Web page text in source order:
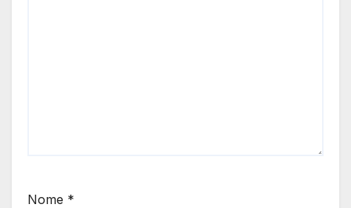
Nome *